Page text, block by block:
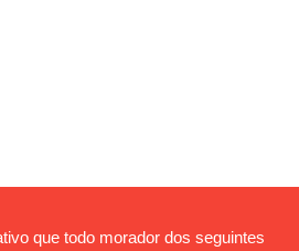
que todo morador dos seguintes